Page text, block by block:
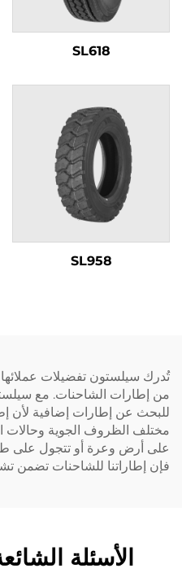
SL618
SL958
تُدرك سيلستون تفضيلات
من إطارات الشاحنات. مع
للبحث عن إطارات إضافية لأن
مختلف الظروف الجوية وحالات
على أرض وعرة أو تتجول على
فإن إطاراتنا للشاحنات تضمن
الأسئلة